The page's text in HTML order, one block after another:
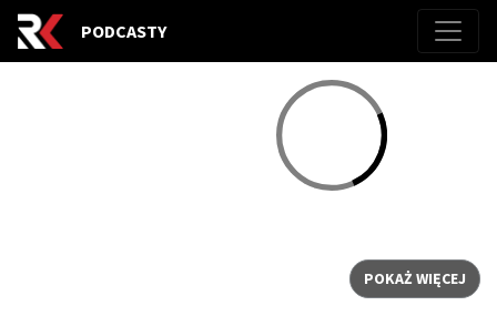
PODCASTY
POKAŻ WIĘCEJ